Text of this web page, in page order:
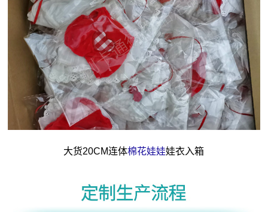
大货20CM连体棉花娃娃娃衣入箱